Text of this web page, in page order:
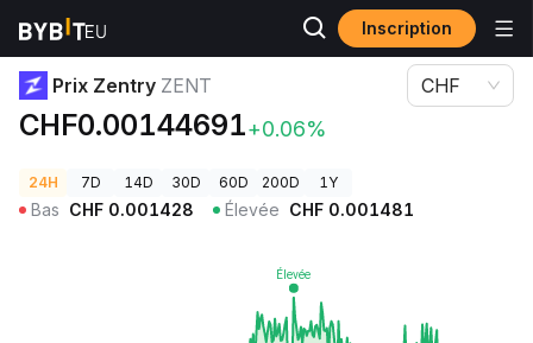
Inscription
Prix des cryptos
Prix Zentry ZENT
CHF0.00144691+0.06%
CHF
24H 7D 14D 30D 60D 200D 1Y
Bas CHF 0.001428 Élevée CHF 0.001481